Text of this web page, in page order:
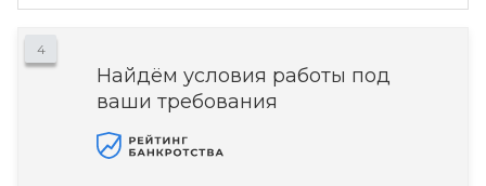
4
Найдём условия работы под
ваши требования